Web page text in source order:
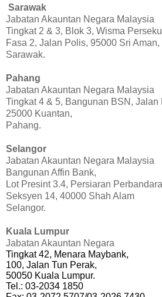
Sarawak
Jabatan Akauntan Negara Malaysia
Tingkat 2 & 3, Blok 3, Wisma
Fasa 2, Jalan Polis, 95000 Sri Aman,
Sarawak.
Pahang
Jabatan Akauntan Negara Malaysia
Tingkat 4 & 5, Bangunan BSN, Jalan
25000 Kuantan,
Pahang.
Selangor
Jabatan Akauntan Negara Malaysia
Bangunan Affin Bank,
Lot Presint 3.4, Persiaran
Seksyen 14, 40000 Shah Alam
Selangor.
Kuala Lumpur
Jabatan Akauntan Negara
Tingkat 42, Menara Maybank,
100, Jalan Tun Perak,
50050 Kuala Lumpur.
Tel.: 03-2034 1850